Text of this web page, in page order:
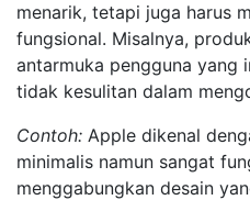
menarik, tetapi juga harus
fungsional. Misalnya,
antarmuka pengguna yang
tidak kesulitan dalam
Contoh: Apple dikenal
minimalis namun sangat
menggabungkan desain